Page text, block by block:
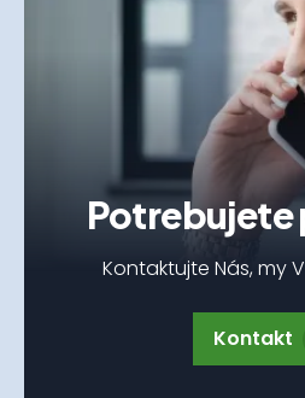
Kontaktujte Nás, my
Kontakt